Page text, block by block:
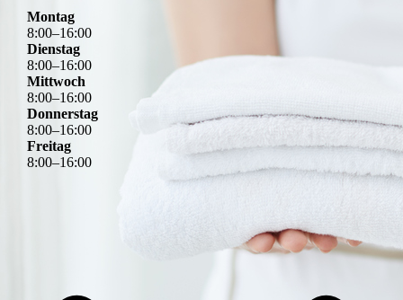
Montag
8:00–16:00
Dienstag
8:00–16:00
Mittwoch
8:00–16:00
Donnerstag
8:00–16:00
Freitag
8:00–16:00